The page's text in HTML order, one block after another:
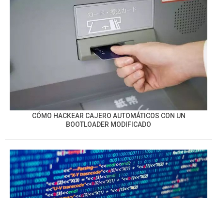
CÓMO HACKEAR CAJERO AUTOMÁTICOS CON UN
BOOTLOADER MODIFICADO